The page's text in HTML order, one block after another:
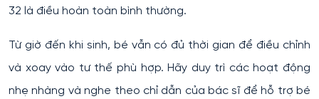
32 là điều hoàn toàn bình thường.
Từ giờ đến khi sinh, bé vẫn có đủ thời gian để điều chỉnh
và xoay vào tư thế phù hợp. Hãy duy trì các hoạt động
nhẹ nhàng và nghe theo chỉ dẫn của bác sĩ để hỗ trợ bé